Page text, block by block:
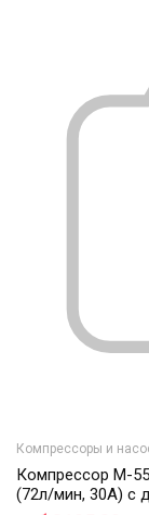
Компрессоры и
Компрессор M-
(72л/мин, 30А) с